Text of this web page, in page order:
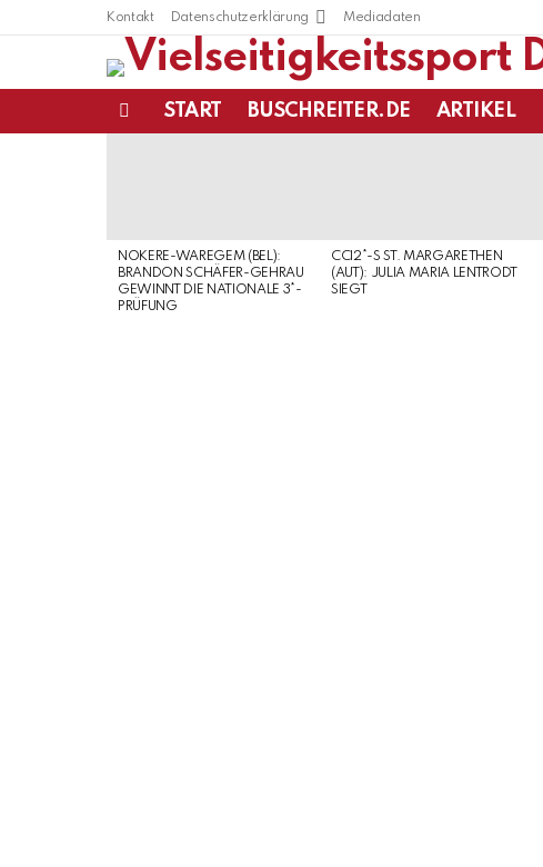
Kontakt Datenschutzerklärung Mediadaten
START BUSCHREITER.DE ARTIKEL
NOKERE-WAREGEM (BEL):
BRANDON SCHÄFER-GEHRAU
GEWINNT DIE NATIONALE 3*-
PRÜFUNG
CCI2*-S ST. MARGARETHEN
(AUT): JULIA MARIA LENTRODT
SIEGT